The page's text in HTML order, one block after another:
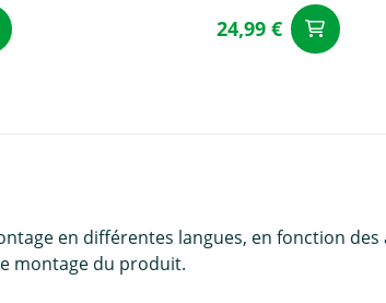
24,99 €
en différentes langues, en fonction
montage du produit.